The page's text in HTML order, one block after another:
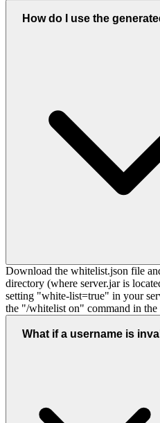
How do I use the
Download the whitelist.json file
directory (where server.jar is
setting "white-list=true" in your
the "/whitelist on" command in the
What if a username is